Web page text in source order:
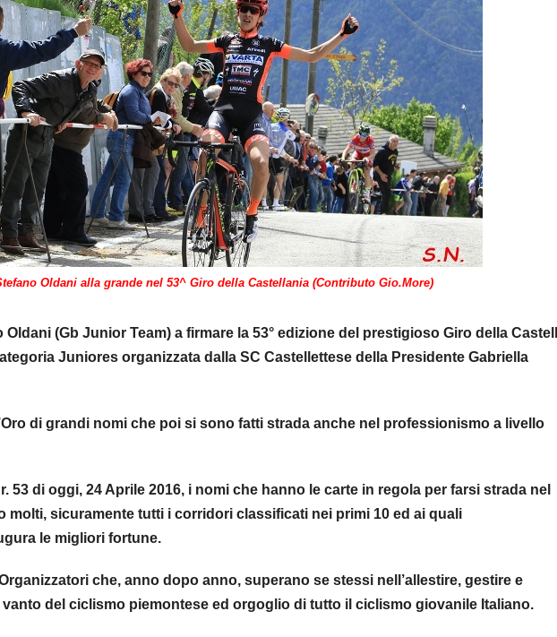
Oldani alla grande nel 53^ Giro della Castellania (Contributo Gio.More)
Oldani (Gb Junior Team) a firmare la 53° edizione del prestigioso Giro della
Juniores organizzata dalla SC Castellettese della Presidente Gabriella
di grandi nomi che poi si sono fatti strada anche nel professionismo a livello
53 di oggi, 24 Aprile 2016, i nomi che hanno le carte in regola per farsi strada nel
molti, sicuramente tutti i corridori classificati nei primi 10 ed ai quali
le migliori fortune.
che, anno dopo anno, superano se stessi nell’allestire, gestire e
del ciclismo piemontese ed orgoglio di tutto il ciclismo giovanile Italiano.